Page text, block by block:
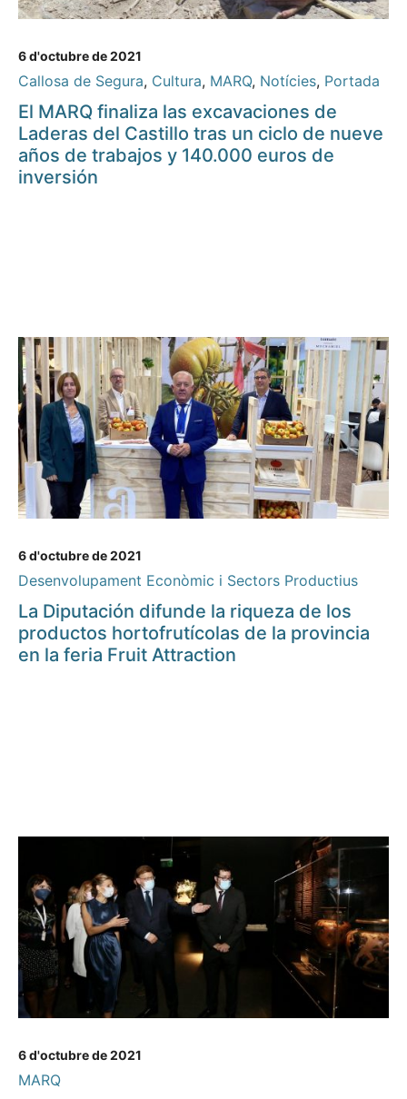
6 d'octubre de 2021
Callosa de Segura, Cultura, MARQ, Notícies, Portada
El MARQ finaliza las excavaciones de
Laderas del Castillo tras un ciclo de nueve
años de trabajos y 140.000 euros de
inversión
6 d'octubre de 2021
Desenvolupament Econòmic i Sectors Productius
La Diputación difunde la riqueza de los
productos hortofrutícolas de la provincia
en la feria Fruit Attraction
6 d'octubre de 2021
MARQ